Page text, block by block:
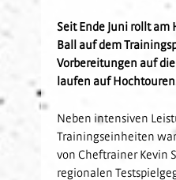
Fanclubs
Gästefans
Jetzt Mitglied werden
Nachhaltigkeit
Vorfall melden
Vorstand
Historie
Kids-Club
Hardtwald-Helden
Stadion am Hardtwald
Partner
Partner-Familie
Hospitality
Jobs
U19
U17
U16
U14
U13
Schulkooperationen
Förderverein
Sandhäuser Kids
Seit Ende Juni rollt
Ball auf dem
Vorbereitungen auf
laufen auf
Neben intensiven
Trainingseinheiten
von Cheftrainer Kevin
regionalen